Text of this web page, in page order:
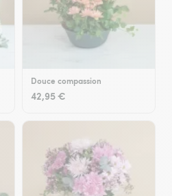
Douce compassion
42,95 €